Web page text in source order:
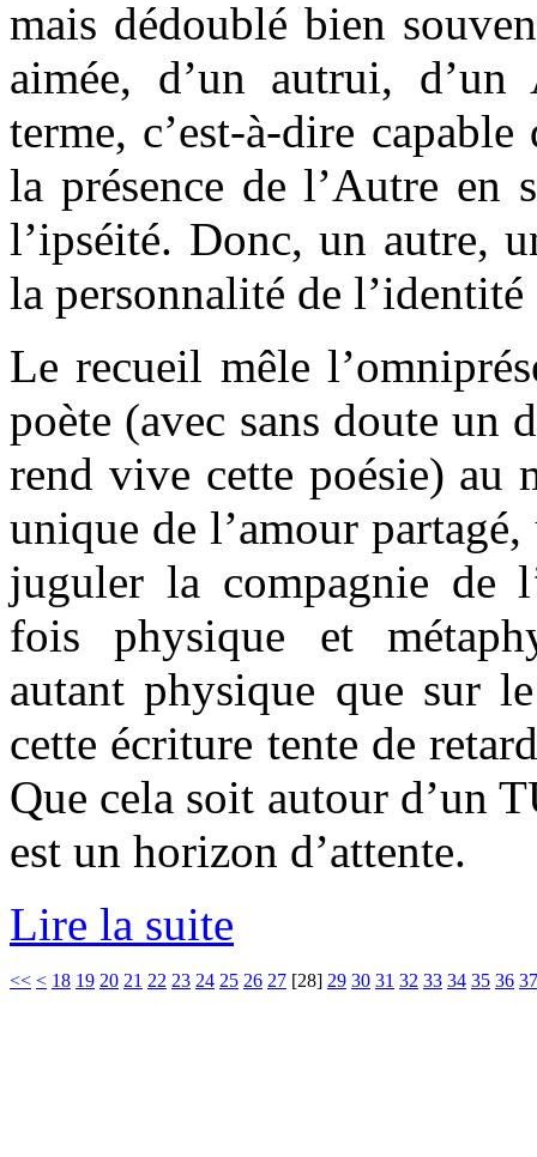
mais dédoublé bien
aimée, d’un autrui,
terme, c’est-à-dire
la présence de l’Autre en
l’ipséité. Donc, un autre,
la personnalité de l’identité
Le recueil mêle
poète (avec sans doute un
rend vive cette poésie) au
unique de l’amour
juguler la compagnie de
fois physique et
autant physique que sur
cette écriture tente de
Que cela soit autour d’un
est un horizon d’attente.
Lire la suite
<< < 18 19 20 21 22 23 24 25 26 27 [28] 29 30 31 32 33 34 35 36 37